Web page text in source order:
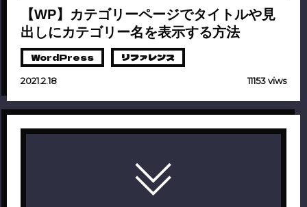
【WP】カテゴリーページでタイトルや見
出しにカテゴリー名を表示する方法
WordPress リファレンス
2021.2.18 11153 viws